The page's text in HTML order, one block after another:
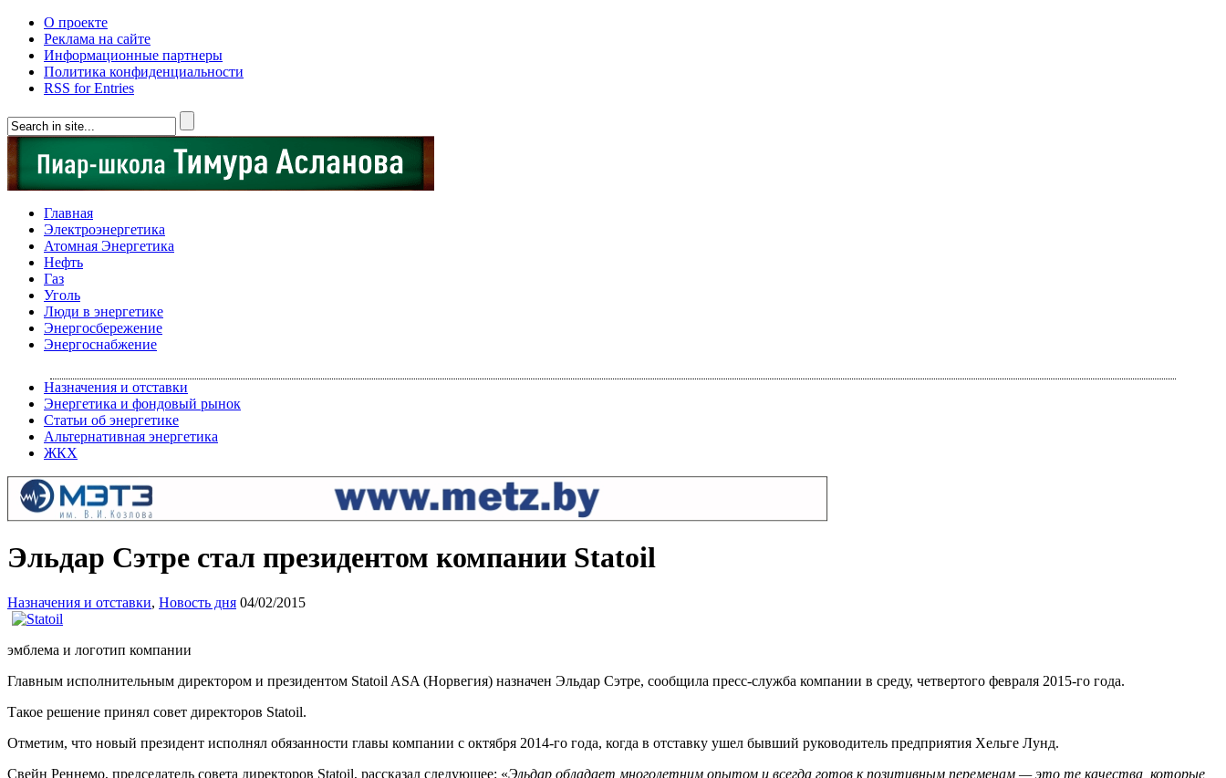
О проекте
Реклама на сайте
Информационные партнеры
Политика конфиденциальности
RSS for Entries
Главная
Электроэнергетика
Атомная Энергетика
Нефть
Газ
Уголь
Люди в энергетике
Энергосбережение
Энергоснабжение
Назначения и отставки
Энергетика и фондовый рынок
Статьи об энергетике
Альтернативная энергетика
ЖКХ
Эльдар Сэтре стал президентом компании Statoil
Назначения и отставки, Новость дня 04/02/2015
эмблема и логотип компании
Главным исполнительным директором и президентом Statoil ASA (Норвегия) назначен Эльдар Сэтре, сообщила пресс-служба компании в среду, четвертого февраля 2015-го года.
Такое решение принял совет директоров Statoil.
Отметим, что новый президент исполнял обязанности главы компании с октября 2014-го года, когда в отставку ушел бывший руководитель предприятия Хельге Лунд.
Свейн Реннемо, председатель совета директоров Statoil, рассказал следующее: «Эльдар обладает многолетним опытом и всегда готов к позитивным переменам — это те качества, которые